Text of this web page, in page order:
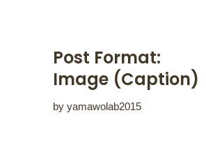
Post Format:
Image (Caption)
byyamawolab2015